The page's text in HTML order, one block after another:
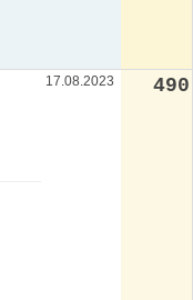
17.08.2023 490